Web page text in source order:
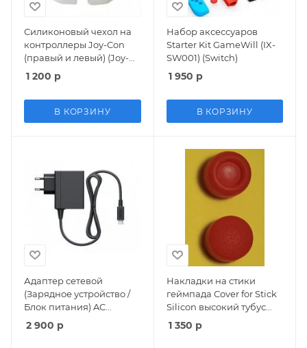
Силиконовый чехол на
контроллеры Joy-Con
(правый и левый) (Joy-
Con Silicon Case) Белый
(Switch)
1 200 р
В КОРЗИНУ
Набор аксессуаров
Starter Kit GameWill (IX-
SW001) (Switch)
1 950 р
В КОРЗИНУ
Адаптер сетевой
(Зарядное устройство /
Блок питания) AC
Adaptor 220v Оригинал
(Switch)
2 900 р
Накладки на стики
геймпада Cover for Stick
Silicon высокий тубус
Red (красные)
1 350 р